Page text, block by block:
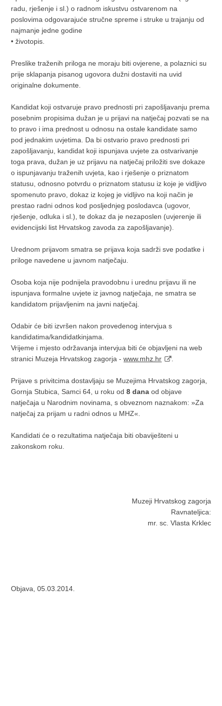
radu, rješenje i sl.) o radnom iskustvu ostvarenom na
poslovima odgovarajuće stručne spreme i struke u trajanju od
najmanje jedne godine
• životopis.
Preslike traženih priloga ne moraju biti ovjerene, a polaznici su
prije sklapanja pisanog ugovora dužni dostaviti na uvid
originalne dokumente.
Kandidat koji ostvaruje pravo prednosti pri zapošljavanju prema
posebnim propisima dužan je u prijavi na natječaj pozvati se na
to pravo i ima prednost u odnosu na ostale kandidate samo
pod jednakim uvjetima. Da bi ostvario pravo prednosti pri
zapošljavanju, kandidat koji ispunjava uvjete za ostvarivanje
toga prava, dužan je uz prijavu na natječaj priložiti sve dokaze
o ispunjavanju traženih uvjeta, kao i rješenje o priznatom
statusu, odnosno potvrdu o priznatom statusu iz koje je vidljivo
spomenuto pravo, dokaz iz kojeg je vidljivo na koji način je
prestao radni odnos kod posljednjeg poslodavca (ugovor,
rješenje, odluka i sl.), te dokaz da je nezaposlen (uvjerenje ili
evidencijski list Hrvatskog zavoda za zapošljavanje).
Urednom prijavom smatra se prijava koja sadrži sve podatke i
priloge navedene u javnom natječaju.
Osoba koja nije podnijela pravodobnu i urednu prijavu ili ne
ispunjava formalne uvjete iz javnog natječaja, ne smatra se
kandidatom prijavljenim na javni natječaj.
Odabir će biti izvršen nakon provedenog intervjua s
kandidatima/kandidatkinjama.
Vrijeme i mjesto održavanja intervjua biti će objavljeni na web
stranici Muzeja Hrvatskog zagorja -www.mhz.hr
Prijave s privitcima dostavljaju se Muzejima Hrvatskog zagorja,
Gornja Stubica, Samci 64, u roku od8 dana od objave
natječaja u Narodnim novinama, s obveznom naznakom: »Za
natječaj za prijam u radni odnos u MHZ«.
Kandidati će o rezultatima natječaja biti obaviješteni u
zakonskom roku.
Muzeji Hrvatskog zagorja
Ravnateljica:
mr. sc. Vlasta Krklec
Objava, 05.03.2014.